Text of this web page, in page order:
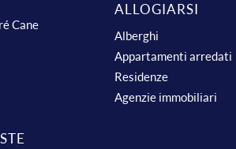
Cane
ALLOGIARSI
Alberghi
Appartamenti arredati
Residenze
Agenzie immobiliari